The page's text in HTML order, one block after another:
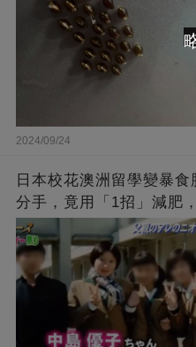
2024/09/24
日本校花澳洲留學變暴
分手，竟用「1招」減肥